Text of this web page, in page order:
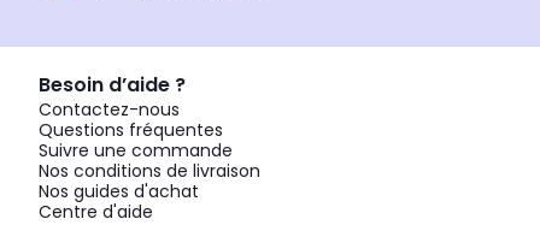
Besoin d’aide ?
Contactez-nous
Questions fréquentes
Suivre une commande
Nos conditions de livraison
Nos guides d'achat
Centre d'aide